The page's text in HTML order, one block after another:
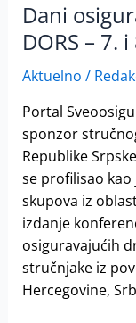
Dani
DORS – 7.
Aktuelno /
Portal
sponzor
Republike
se profilisao
skupova iz
izdanje
osiguravajućih
stručnjake iz
Hercegovine,